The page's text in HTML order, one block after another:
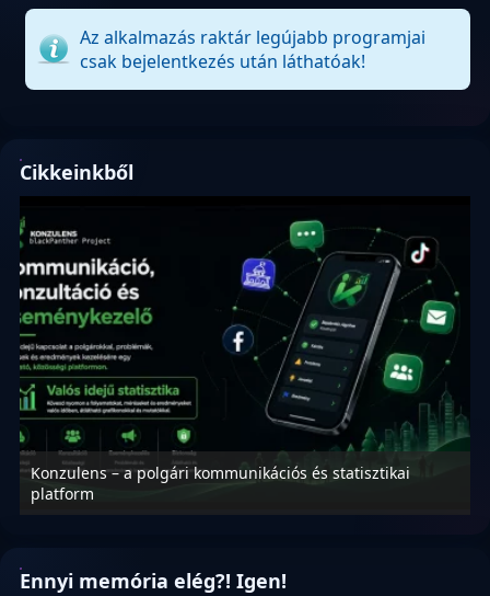
Az alkalmazás raktár legújabb programjai
csak bejelentkezés után láthatóak!
Cikkeinkből
Konzulens – a polgári kommunikációs és statisztikai
platform
Ennyi memória elég?! Igen!